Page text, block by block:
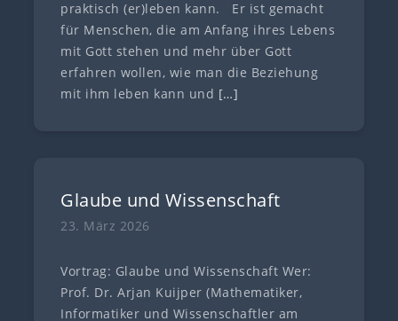
praktisch (er)leben kann. Er ist gemacht
für Menschen, die am Anfang ihres Lebens
mit Gott stehen und mehr über Gott
erfahren wollen, wie man die Beziehung
mit ihm leben kann und […]
Glaube und Wissenschaft
23. März 2026
Vortrag: Glaube und Wissenschaft Wer:
Prof. Dr. Arjan Kuijper (Mathematiker,
Informatiker und Wissenschaftler am